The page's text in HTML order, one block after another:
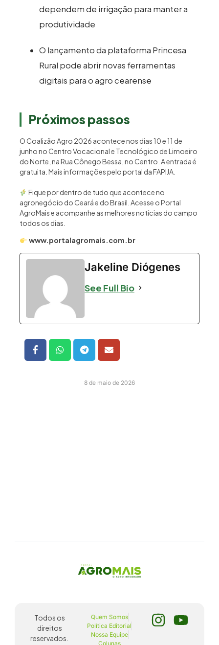
dependem de irrigação para manter a
produtividade
O lançamento da plataforma Princesa
Rural pode abrir novas ferramentas
digitais para o agro cearense
Próximos passos
O Coalizão Agro 2026 acontece nos dias 10 e 11 de
junho no Centro Vocacional e Tecnológico de Limoeiro
do Norte, na Rua Cônego Bessa, no Centro. A entrada é
gratuita. Mais informações pelo portal da FAPIJA.
Fique por dentro de tudo que acontece no
agronegócio do Ceará e do Brasil. Acesse o Portal
AgroMais e acompanhe as melhores notícias do campo
todos os dias.
www.portalagromais.com.br
Jakeline Diógenes
See Full Bio
8 de maio de 2026
Todos os
direitos
reservados.
Quem Somos
Política Editorial
Nossa Equipe
Colunas